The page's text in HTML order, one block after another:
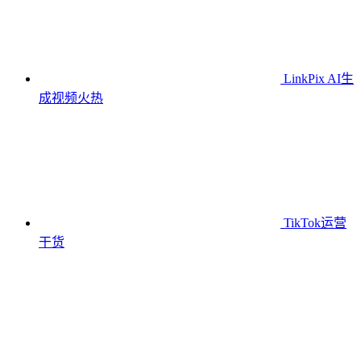
LinkPix AI生
成视频火热
TikTok运营
干货